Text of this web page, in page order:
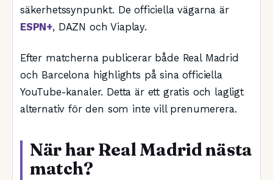
säkerhetssynpunkt. De officiella vägarna är
ESPN+, DAZN och Viaplay.
Efter matcherna publicerar både Real Madrid
och Barcelona highlights på sina officiella
YouTube-kanaler. Detta är ett gratis och lagligt
alternativ för den som inte vill prenumerera.
När har Real Madrid nästa
match?